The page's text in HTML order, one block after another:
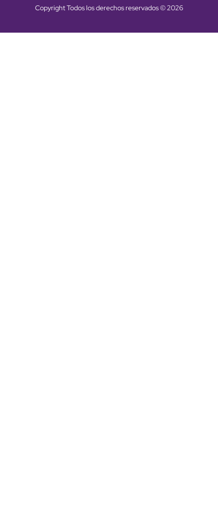
Copyright Todos los derechos reservados © 2026